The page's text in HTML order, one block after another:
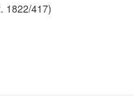
1822/417)